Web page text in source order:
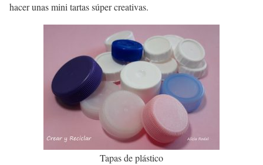
hacer unas mini tartas súper creativas.
Tapas de plástico